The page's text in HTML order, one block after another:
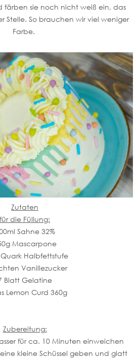
färben sie noch nicht weiß ein, das
Stelle. So brauchen wir viel weniger
Farbe.
Zutaten
für die Füllung:
Sahne 32%
Mascarpone
Halbfettstufe
Vanillezucker
Blatt Gelatine
Lemon Curd 360g
Zubereitung:
für ca. 10 Minuten einweichen
kleine Schüssel geben und glatt